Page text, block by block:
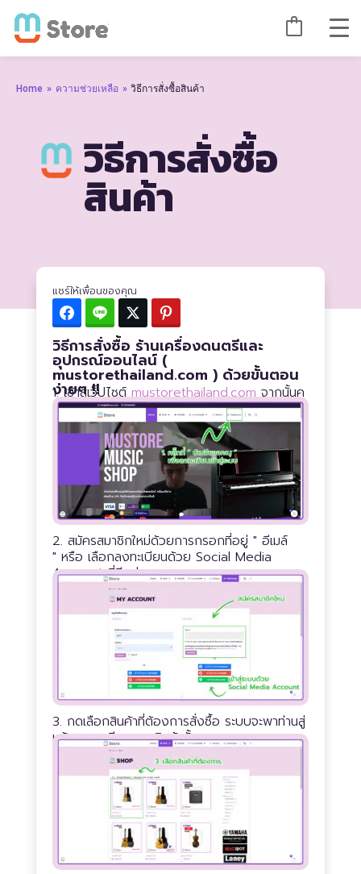
Home » ความช่วยเหลือ » วิธีการสั่งซื้อสินค้า
วิธีการสั่งซื้อ
สินค้า
แชร์ให้เพื่อนของคุณ
Facebook
Line Twitter
วิธีการสั่งซื้อ ร้านเครื่องดนตรีและ
อุปกรณ์ออนไลน์ (
mustorethailand.com ) ด้วยขั้นตอน
ง่ายๆ !!
1. เข้าสู่เว็ปไซต์ mustorethailand.com จากนั้นค
ลิ๊กที่ " บัญชีของคุณ "
2. สมัครสมาชิกใหม่ด้วยการกรอกที่อยู่ " อีเมล์
" หรือ เลือกลงทะเบียนด้วย Social Media
Accountที่มีอยู่
3. กดเลือกสินค้าที่ต้องการสั่งซื้อ ระบบจะพาท่านสู่
หน้ารายละเอียดของสินค้านั้นๆ